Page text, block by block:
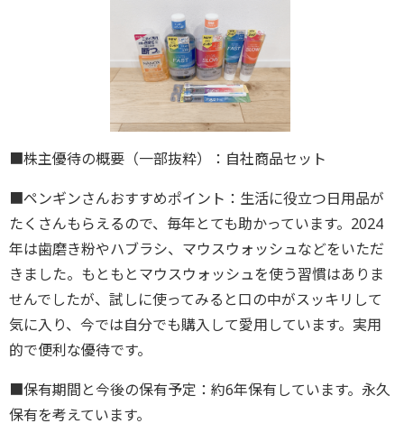
■株主優待の概要（一部抜粋）：自社商品セット
■ペンギンさんおすすめポイント：生活に役立つ日用品が
たくさんもらえるので、毎年とても助かっています。2024
年は歯磨き粉やハブラシ、マウスウォッシュなどをいただ
きました。もともとマウスウォッシュを使う習慣はありま
せんでしたが、試しに使ってみると口の中がスッキリして
気に入り、今では自分でも購入して愛用しています。実用
的で便利な優待です。
■保有期間と今後の保有予定：約6年保有しています。永久
保有を考えています。